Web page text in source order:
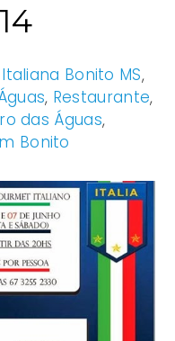
Bonito MS,
, Restaurante,
das Águas,
Bonito